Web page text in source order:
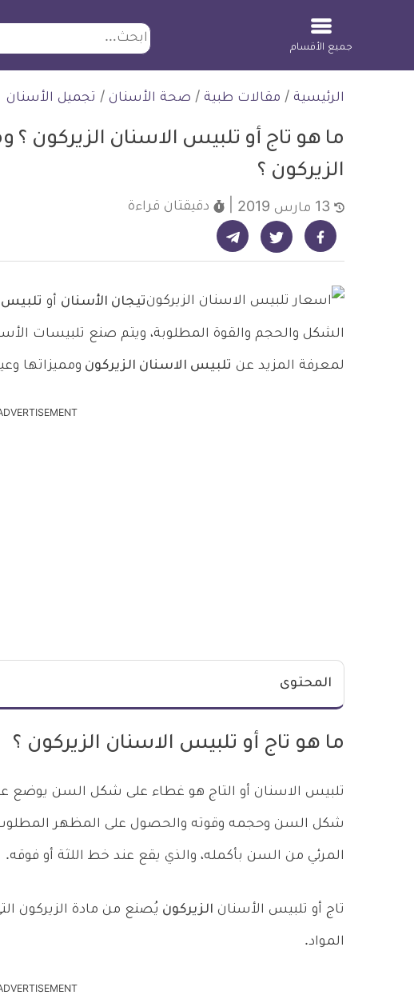
ابحث
جميع الأقسام
الرئيسية / مقالات طبية / صحة الأسنان / تجميل الأسنان
ما هو تاج أو تلبيس الاسنان الزيركون ؟
الزيركون ؟
دقيقتان قراءة
شارك على فيسبوك - ديلي ميديكال انفو شارك على تويتر - ديلي ميديكال انفو شارك على تيليجرام - ديلي ميديكال انفو
تيجان الأسنان أو تلبيس
الشكل والحجم والقوة المطلوبة، ويتم صنع تلبيسات
لمعرفة المزيد عن تلبيس الاسنان الزيركون ومميزاتها
المحتوى
ما هو تاج أو تلبيس الاسنان الزيركون ؟
تلبيس الاسنان أو التاج هو غطاء على شكل السن يوضع
شكل السن وحجمه وقوته والحصول على المظهر المطلوب،
المرئي من السن بأكمله، والذي يقع عند خط اللثة أو فوقه.
تاج أو تلبيس الأسنان الزيركون يُصنع من مادة الزيركون
المواد.